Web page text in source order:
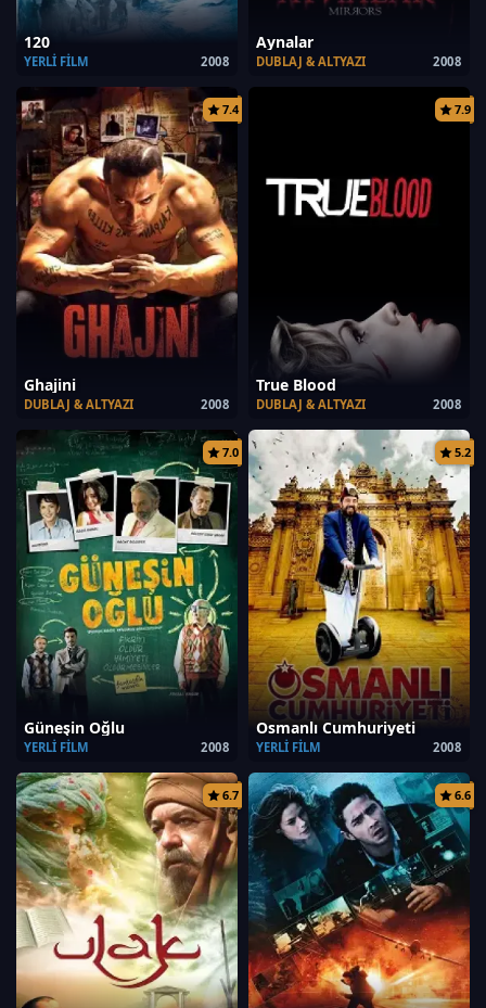
120
2008
YERLI FILM
Aynalar
2008
DUBLAJ & ALTYAZI
7.4
Ghajini
2008
DUBLAJ & ALTYAZI
7.9
True Blood
2008
DUBLAJ & ALTYAZI
7.0
Güneşin Oğlu
2008
YERLI FILM
5.2
Osmanlı Cumhuriyeti
2008
YERLI FILM
6.7 6.6